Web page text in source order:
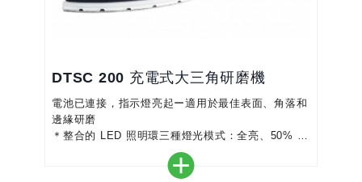
DTSC 200 充電式大三角研磨機
電池已連接，指示燈亮起ー適用於最佳表面、角落和
邊緣研磨
＊整合的 LED 照明環三種燈光模式：全亮、50% 暗
＊創新EC-TEC無刷馬達技術： 無碳刷磨耗、堅固耐